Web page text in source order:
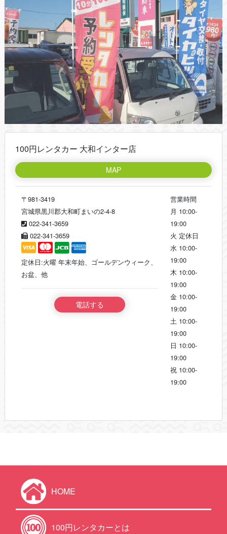
100円レンタカー 大和インター店
MAP
〒981-3419
宮城県黒川郡大和町まいの2-4-8
022-341-3659
022-341-3659
定休日:火曜 年末年始、ゴールデンウィーク、
お盆、他
電話する
営業時間
月 10:00-
19:00
火 定休日
水 10:00-
19:00
木 10:00-
19:00
金 10:00-
19:00
土 10:00-
19:00
日 10:00-
19:00
祝 10:00-
19:00
HOME
100円レンタカーとは